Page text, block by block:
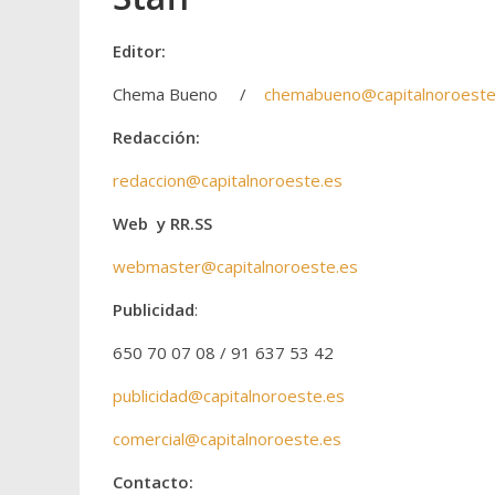
Editor:
Chema Bueno /
Redacción:
redaccion@capitalnoroeste.es
Web y RR.SS
webmaster@capitalnoroeste.es
Publicidad:
650 70 07 08 / 91 637 53 42
publicidad@capitalnoroeste.es
comercial@capitalnoroeste.es
Contacto: